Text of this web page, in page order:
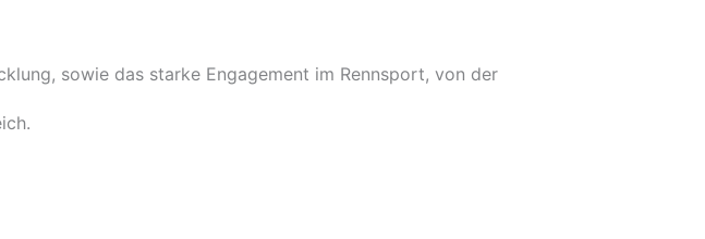
sowie das starke Engagement im Rennsport, von der